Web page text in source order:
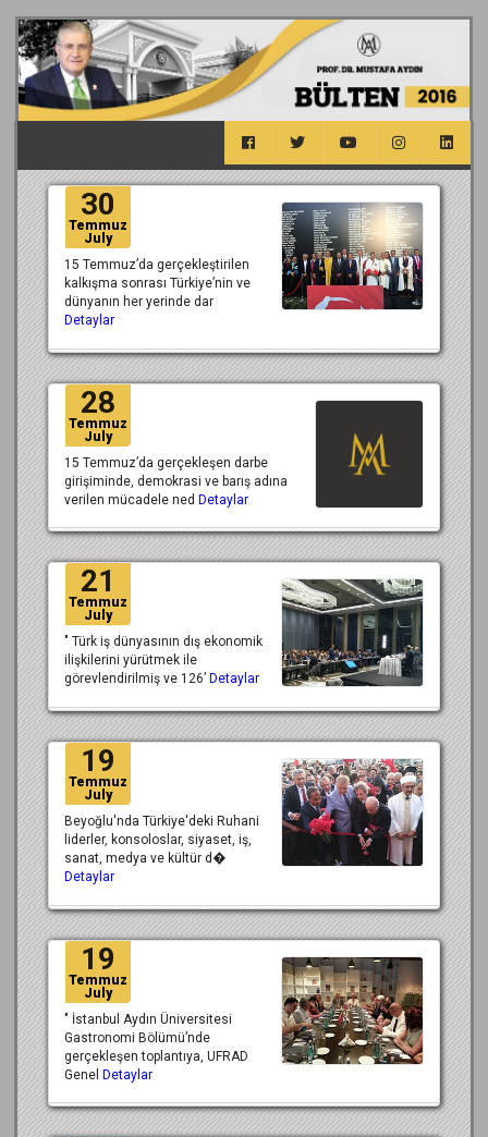
30
Temmuz
July
15 Temmuz’da gerçekleştirilen
kalkışma sonrası Türkiye’nin ve
dünyanın her yerinde dar
Detaylar
28
Temmuz
July
15 Temmuz’da gerçekleşen darbe
girişiminde, demokrasi ve barış adına
verilen mücadele ned Detaylar
21
Temmuz
July
" Türk iş dünyasının dış ekonomik
ilişkilerini yürütmek ile
görevlendirilmiş ve 126’ Detaylar
19
Temmuz
July
Beyoğlu'nda Türkiye'deki Ruhani
liderler, konsoloslar, siyaset, iş,
sanat, medya ve kültür d�
Detaylar
19
Temmuz
July
" İstanbul Aydın Üniversitesi
Gastronomi Bölümü’nde
gerçekleşen toplantıya, UFRAD
Genel Detaylar